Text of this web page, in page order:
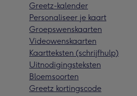
Greetz-kalender
Personaliseer je kaart
Groepswenskaarten
Videowenskaarten
Kaartteksten (schrijfhulp)
Uitnodigingsteksten
Bloemsoorten
Greetz kortingscode